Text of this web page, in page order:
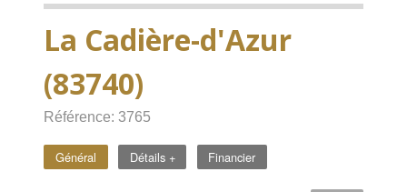
La Cadière-d'Azur
(83740)
Référence: 3765
Général Détails + Financier